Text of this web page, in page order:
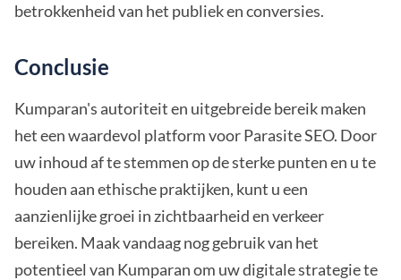
betrokkenheid van het publiek en conversies.
Conclusie
Kumparan's autoriteit en uitgebreide bereik maken
het een waardevol platform voor Parasite SEO. Door
uw inhoud af te stemmen op de sterke punten en u te
houden aan ethische praktijken, kunt u een
aanzienlijke groei in zichtbaarheid en verkeer
bereiken. Maak vandaag nog gebruik van het
potentieel van Kumparan om uw digitale strategie te